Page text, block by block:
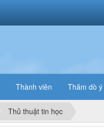
Thành viên Thăm dò ý
Thủ thuật tin học